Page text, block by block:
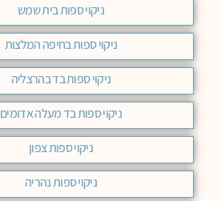
ניקוי ספות בית שמש
ניקוי ספות בחיפה המלצות
ניקוי ספות בד בהרצליה
ניקוי ספות בד מעלה אדומים
ניקוי ספות צפון
ניקוי ספות נהריה